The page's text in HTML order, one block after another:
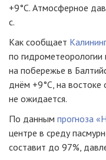
+9°C. Атмосферное
с.
Как сообщает
по
на побережье в
днём +9°C, на востоке
не ожидается.
По данным прогноза
центре в среду
составит до 97%,